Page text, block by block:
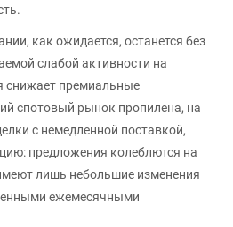
как ожидается, останется без
слабой активности на
снижает премиальные
спотовый рынок пропилена, на
с немедленной поставкой,
предложения колеблются на
лишь небольшие изменения
ежемесячными